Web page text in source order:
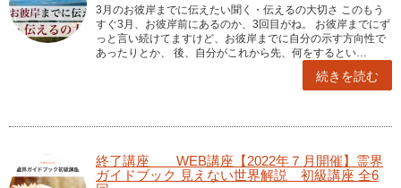
3月のお彼岸までに伝えたい聞く・伝えるの大切さ このもう
すぐ3月、お彼岸前にあるのか、3回目がね。 お彼岸までにず
っと言い続けてますけど、お彼岸までに自分の示す方向性で
あったりとか、 後、自分がこれから先、何をするとい…
続きを読む
終了講座 WEB講座【2022年７月開催】霊界
ガイドブック 見えない世界解説 初級講座 全6